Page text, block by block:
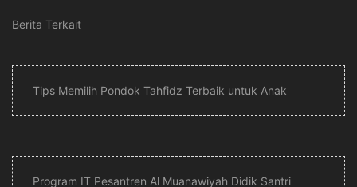
Berita Terkait
Tips Memilih Pondok Tahfidz Terbaik untuk Anak
Program IT Pesantren Al Muanawiyah Didik Santri